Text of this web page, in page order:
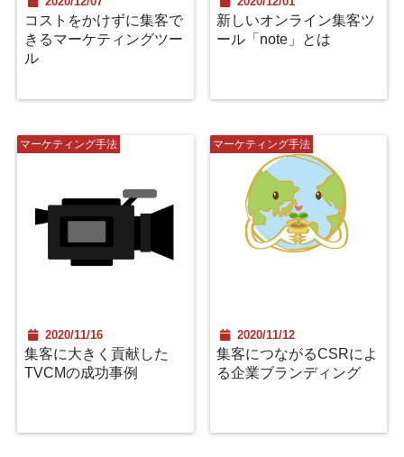
コストをかけずに集客で
きるマーケティングツー
ル
新しいオンライン集客ツ
ール「note」とは
マーケティング手法
2020/11/16
集客に大きく貢献した
TVCMの成功事例
マーケティング手法
2020/11/12
集客につながるCSRによ
る企業ブランディング